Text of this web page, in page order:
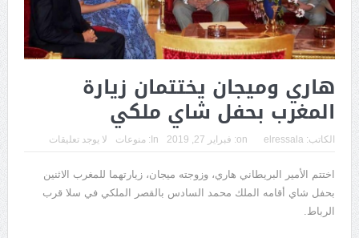
هاري وميجان يختتمان زيارة
المغرب بحفل شاي ملكي
الكاتب: elressala
on: فبراير 27, 2019 In: منوعات لا يوجد تعليقات
اختتم الأمير البريطاني هاري، وزوجته ميجان، زيارتهما للمغرب الاثنين
بحفل شاي أقامه الملك محمد السادس بالقصر الملكي في سلا قرب
الرباط.